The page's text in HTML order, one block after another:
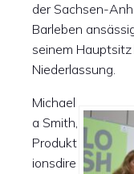
der Sachsen-
Barleben
seinem
Niederlassung.
Michael
a Smith,
Produkt
ionsdire